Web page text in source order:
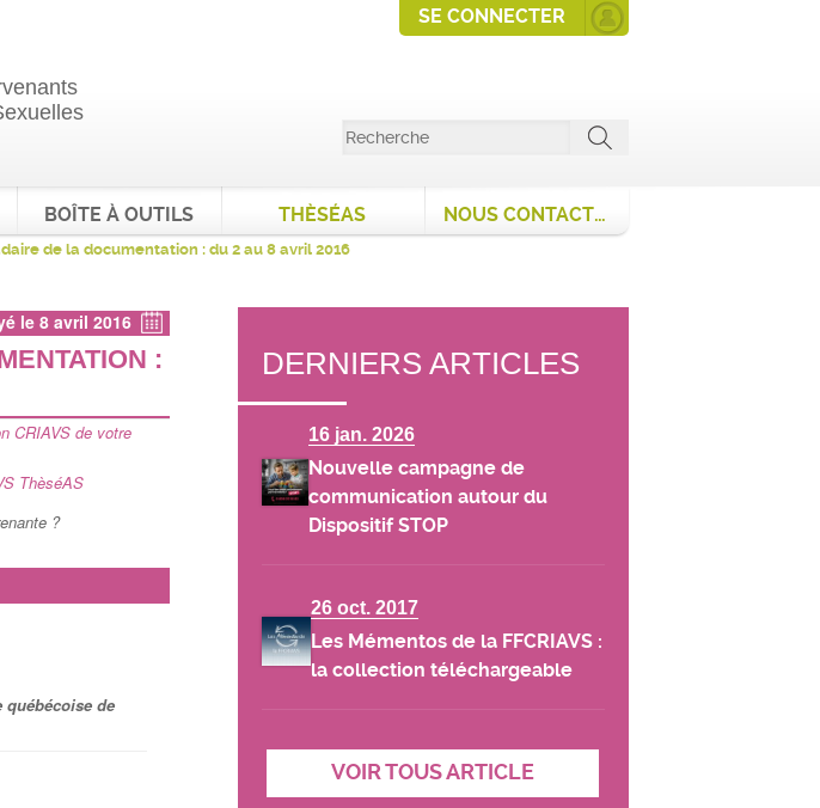
SE CONNECTER
BOÎTE À OUTILS THÈSÉAS NOUS CONTACTER
de la documentation : du 2 au 8 avril 2016
:
le 8 avril 2016
CRIAVS de votre
ThèséAS
?
québécoise de
DERNIERS ARTICLES
16 jan. 2026
Nouvelle campagne de
communication autour du
Dispositif STOP
26 oct. 2017
Les Mémentos de la FFCRIAVS :
la collection téléchargeable
VOIR TOUS ARTICLE